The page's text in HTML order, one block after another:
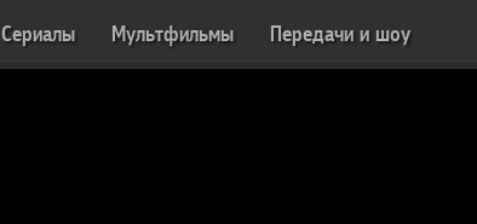
Сериалы Мультфильмы Передачи и шоу